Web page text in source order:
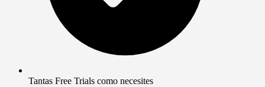
Tantas Free Trials como necesites